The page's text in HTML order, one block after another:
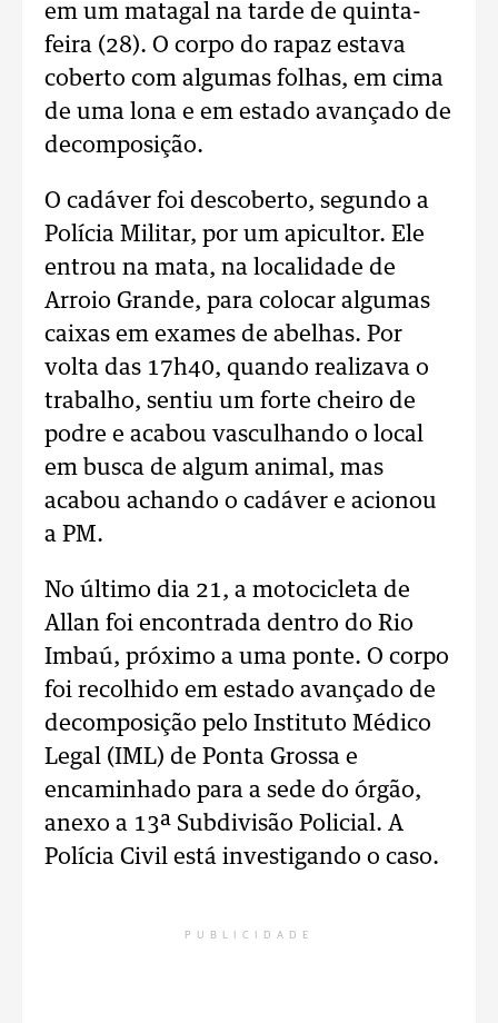
em um matagal na tarde de quinta-
feira (28). O corpo do rapaz estava
coberto com algumas folhas, em cima
de uma lona e em estado avançado de
decomposição.
O cadáver foi descoberto, segundo a
Polícia Militar, por um apicultor. Ele
entrou na mata, na localidade de
Arroio Grande, para colocar algumas
caixas em exames de abelhas. Por
volta das 17h40, quando realizava o
trabalho, sentiu um forte cheiro de
podre e acabou vasculhando o local
em busca de algum animal, mas
acabou achando o cadáver e acionou
a PM.
No último dia 21, a motocicleta de
Allan foi encontrada dentro do Rio
Imbaú, próximo a uma ponte. O corpo
foi recolhido em estado avançado de
decomposição pelo Instituto Médico
Legal (IML) de Ponta Grossa e
encaminhado para a sede do órgão,
anexo a 13ª Subdivisão Policial. A
Polícia Civil está investigando o caso.
PUBLICIDADE